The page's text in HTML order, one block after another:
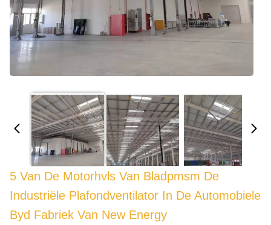
5 Van De Motorhvls Van Bladpmsm De
Industriële Plafondventilator In De Automobiele
Byd Fabriek Van New Energy